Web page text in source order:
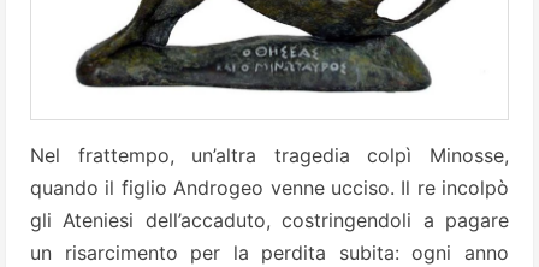
Nel frattempo, un’altra tragedia colpì Minosse,
quando il figlio Androgeo venne ucciso. Il re incolpò
gli Ateniesi dell’accaduto, costringendoli a pagare
un risarcimento per la perdita subita: ogni anno